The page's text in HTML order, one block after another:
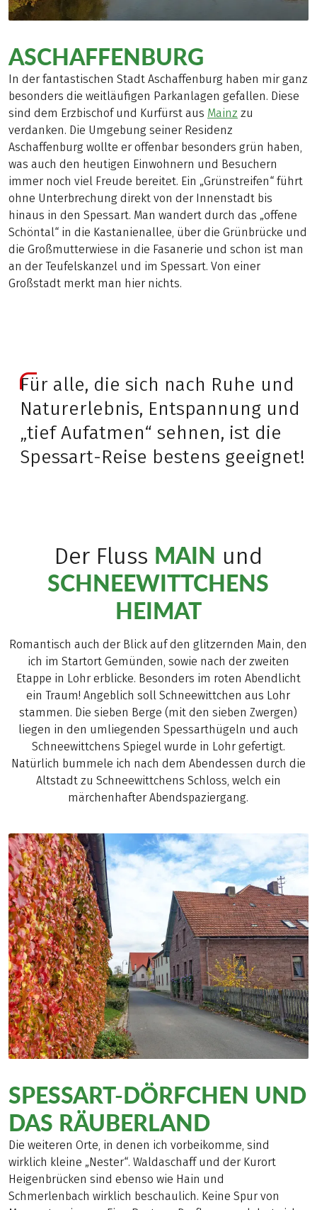
ASCHAFFENBURG
In der fantastischen Stadt Aschaffenburg haben mir ganz
besonders die weitläufigen Parkanlagen gefallen. Diese
sind dem Erzbischof und Kurfürst aus Mainz zu
verdanken. Die Umgebung seiner Residenz
Aschaffenburg wollte er offenbar besonders grün haben,
was auch den heutigen Einwohnern und Besuchern
immer noch viel Freude bereitet. Ein „Grünstreifen“ führt
ohne Unterbrechung direkt von der Innenstadt bis
hinaus in den Spessart. Man wandert durch das „offene
Schöntal“ in die Kastanienallee, über die Grünbrücke und
die Großmutterwiese in die Fasanerie und schon ist man
an der Teufelskanzel und im Spessart. Von einer
Großstadt merkt man hier nichts.
Für alle, die sich nach Ruhe und
Naturerlebnis, Entspannung und
„tief Aufatmen“ sehnen, ist die
Spessart-Reise bestens geeignet!
Der Fluss MAIN und
SCHNEEWITTCHENS
HEIMAT
Romantisch auch der Blick auf den glitzernden Main, den
ich im Startort Gemünden, sowie nach der zweiten
Etappe in Lohr erblicke. Besonders im roten Abendlicht
ein Traum! Angeblich soll Schneewittchen aus Lohr
stammen. Die sieben Berge (mit den sieben Zwergen)
liegen in den umliegenden Spessarthügeln und auch
Schneewittchens Spiegel wurde in Lohr gefertigt.
Natürlich bummele ich nach dem Abendessen durch die
Altstadt zu Schneewittchens Schloss, welch ein
märchenhafter Abendspaziergang.
SPESSART-DÖRFCHEN UND
DAS RÄUBERLAND
Die weiteren Orte, in denen ich vorbeikomme, sind
wirklich kleine „Nester“. Waldaschaff und der Kurort
Heigenbrücken sind ebenso wie Hain und
Schmerlenbach wirklich beschaulich. Keine Spur von